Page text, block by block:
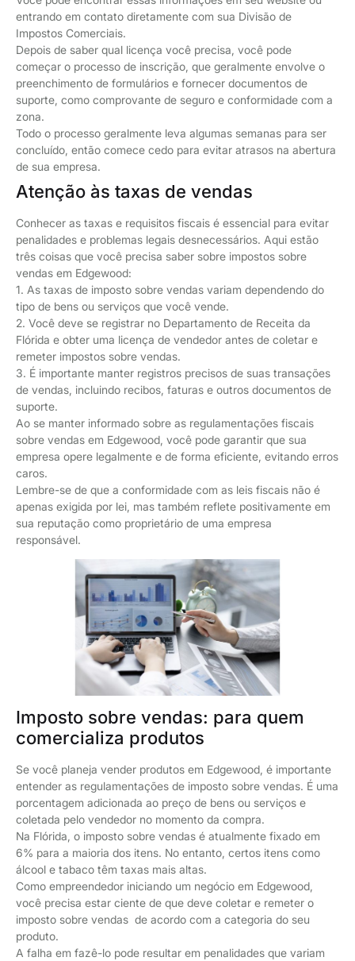
entrando em contato diretamente com sua Divisão de
Impostos Comerciais.
Depois de saber qual licença você precisa, você pode
começar o processo de inscrição, que geralmente envolve o
preenchimento de formulários e fornecer documentos de
suporte, como comprovante de seguro e conformidade com a
zona.
Todo o processo geralmente leva algumas semanas para ser
concluído, então comece cedo para evitar atrasos na abertura
de sua empresa.
Atenção às taxas de vendas
Conhecer as taxas e requisitos fiscais é essencial para evitar
penalidades e problemas legais desnecessários. Aqui estão
três coisas que você precisa saber sobre impostos sobre
vendas em Edgewood:
1. As taxas de imposto sobre vendas variam dependendo do
tipo de bens ou serviços que você vende.
2. Você deve se registrar no Departamento de Receita da
Flórida e obter uma licença de vendedor antes de coletar e
remeter impostos sobre vendas.
3. É importante manter registros precisos de suas transações
de vendas, incluindo recibos, faturas e outros documentos de
suporte.
Ao se manter informado sobre as regulamentações fiscais
sobre vendas em Edgewood, você pode garantir que sua
empresa opere legalmente e de forma eficiente, evitando erros
caros.
Lembre-se de que a conformidade com as leis fiscais não é
apenas exigida por lei, mas também reflete positivamente em
sua reputação como proprietário de uma empresa
responsável.
Imposto sobre vendas: para quem
comercializa produtos
Se você planeja vender produtos em Edgewood, é importante
entender as regulamentações de imposto sobre vendas. É uma
porcentagem adicionada ao preço de bens ou serviços e
coletada pelo vendedor no momento da compra.
Na Flórida, o imposto sobre vendas é atualmente fixado em
6% para a maioria dos itens. No entanto, certos itens como
álcool e tabaco têm taxas mais altas.
Como empreendedor iniciando um negócio em Edgewood,
você precisa estar ciente de que deve coletar e remeter o
imposto sobre vendas de acordo com a categoria do seu
produto.
A falha em fazê-lo pode resultar em penalidades que variam